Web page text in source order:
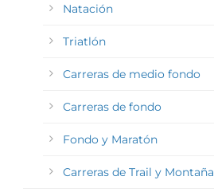
Natación
Triatlón
Carreras de medio fondo
Carreras de fondo
Fondo y Maratón
Carreras de Trail y Montaña